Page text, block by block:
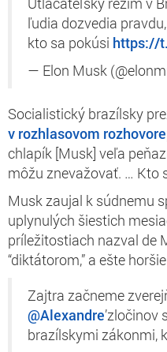
ľudia dozvedia
kto sa pokúsi https://
— Elon Musk
Socialistický brazílsky
v rozhlasovom rozhovore
chlapík [Musk] veľa
môžu znevažovať. … Kto
Musk zaujal k súdnemu
uplynulých šiestich
príležitostiach nazval de
“diktátorom,” a ešte
Zajtra začneme
@Alexandre’zločinov
brazílskymi zákonmi,